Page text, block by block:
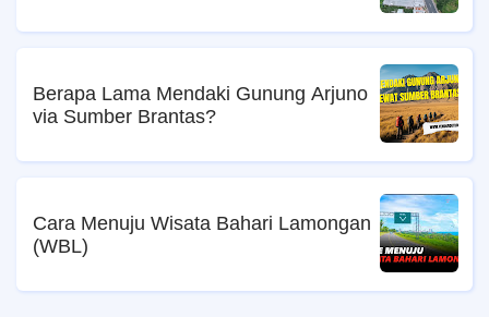
Berapa Lama Mendaki Gunung Arjuno
via Sumber Brantas?
Cara Menuju Wisata Bahari Lamongan
(WBL)